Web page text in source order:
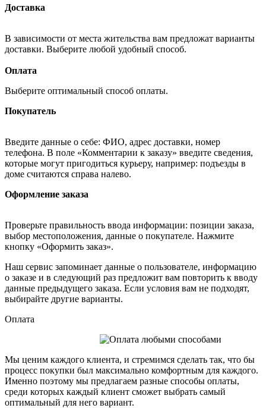
Доставка
В зависимости от места жительства вам предложат варианты
доставки. Выберите любой удобный способ.
Оплата
Выберите оптимальный способ оплаты.
Покупатель
Введите данные о себе: ФИО, адрес доставки, номер
телефона. В поле «Комментарии к заказу» введите сведения,
которые могут пригодиться курьеру, например: подъезды в
доме считаются справа налево.
Оформление заказа
Проверьте правильность ввода информации: позиции заказа,
выбор местоположения, данные о покупателе. Нажмите
кнопку «Оформить заказ».
Наш сервис запоминает данные о пользователе, информацию
о заказе и в следующий раз предложит вам повторить к вводу
данные предыдущего заказа. Если условия вам не подходят,
выбирайте другие варианты.
Оплата
Мы ценим каждого клиента, и стремимся сделать так, что бы
процесс покупки был максимально комфортным для каждого.
Именно поэтому мы предлагаем разные способы оплаты,
среди которых каждый клиент сможет выбрать самый
оптимальный для него вариант.